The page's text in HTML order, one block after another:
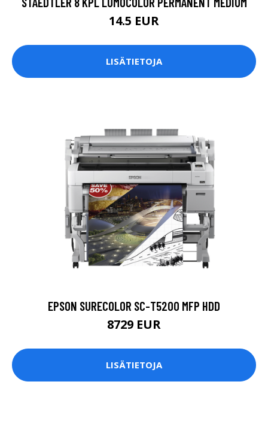
14.5 EUR
LISÄTIETOJA
EPSON SURECOLOR SC-T5200 MFP HDD
8729 EUR
LISÄTIETOJA